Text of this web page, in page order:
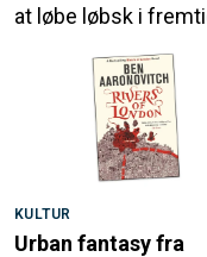
at løbe løbsk i
KULTUR
Urban fantasy fra